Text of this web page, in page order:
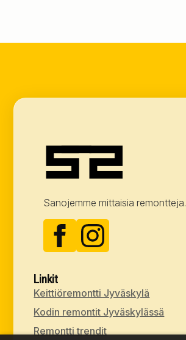
Sanojemme mittaisia remontteja.
Linkit
Keittiöremontti Jyväskylä
Kodin remontit Jyväskylässä
Remontti trendit